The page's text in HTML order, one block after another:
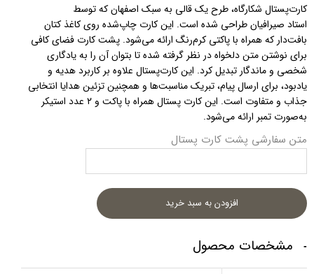
کارت‌پستال شکارگاه، طرح یک قالی به سبک اصفهان که توسط
استاد صیرافیان طراحی شده است. این کارت چاپ‌شده روی کاغذ کتان
بافت‌دار که همراه با پاکتی کرم‌رنگ ارائه می‌شود. پشت کارت فضای کافی
برای نوشتن متن دلخواه در نظر گرفته شده تا بتوان آن را به یادگاری
شخصی و ماندگار تبدیل کرد. این کارت‌پستال علاوه بر کاربرد هدیه و
یادبود، برای ارسال پیام، تبریک مناسبت‌ها و همچنین تزئین هدایا انتخابی
جذاب و متفاوت است. این کارت پستال همراه با پاکت و ۲ عدد استیکر
به‌صورت تمبر ارائه می‌شود.
متن سفارشی پشت کارت پستال
افزودن به سبد خرید
مشخصات محصول